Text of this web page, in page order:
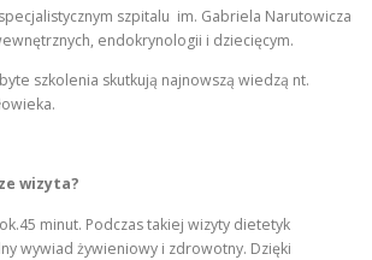
szpitalu im. Gabriela Narutowicza
endokrynologii i dziecięcym.
szkolenia skutkują najnowszą wiedzą nt.
wizyta?
minut. Podczas takiej wizyty dietetyk
wywiad żywieniowy i zdrowotny. Dzięki